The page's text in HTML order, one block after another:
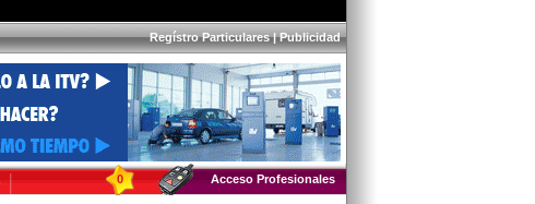
Regístro Particulares|Publicidad
0 Acceso Profesionales